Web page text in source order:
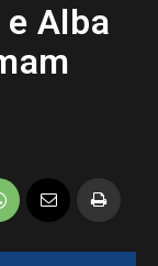
Alba